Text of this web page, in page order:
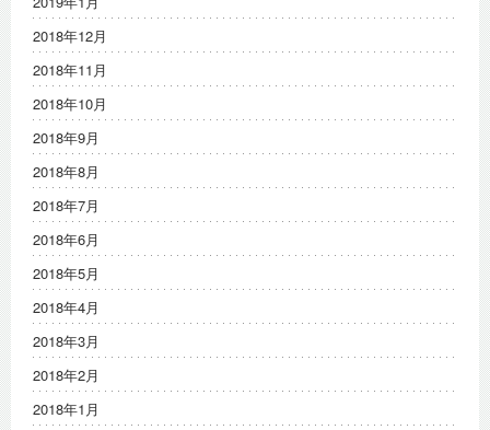
2018年12月
2018年11月
2018年10月
2018年9月
2018年8月
2018年7月
2018年6月
2018年5月
2018年4月
2018年3月
2018年2月
2018年1月